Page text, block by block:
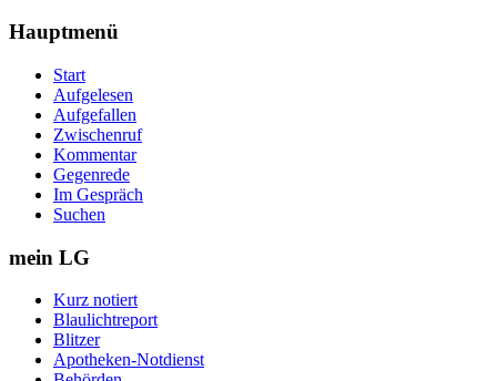
Hauptmenü
Start
Aufgelesen
Aufgefallen
Zwischenruf
Kommentar
Gegenrede
Im Gespräch
Suchen
mein LG
Kurz notiert
Blaulichtreport
Blitzer
Apotheken-Notdienst